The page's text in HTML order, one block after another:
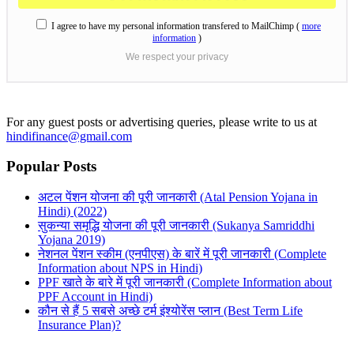
I agree to have my personal information transfered to MailChimp ( more
information )
We respect your privacy
For any guest posts or advertising queries, please write to us at
hindifinance@gmail.com
Popular Posts
अटल पेंशन योजना की पूरी जानकारी (Atal Pension Yojana in
Hindi) (2022)
सुकन्या समृद्धि योजना की पूरी जानकारी (Sukanya Samriddhi
Yojana 2019)
नेशनल पेंशन स्कीम (एनपीएस) के बारें में पूरी जानकारी (Complete
Information about NPS in Hindi)
PPF खाते के बारे में पूरी जानकारी (Complete Information about
PPF Account in Hindi)
कौन से हैं 5 सबसे अच्छे टर्म इंश्योरेंस प्लान (Best Term Life
Insurance Plan)?